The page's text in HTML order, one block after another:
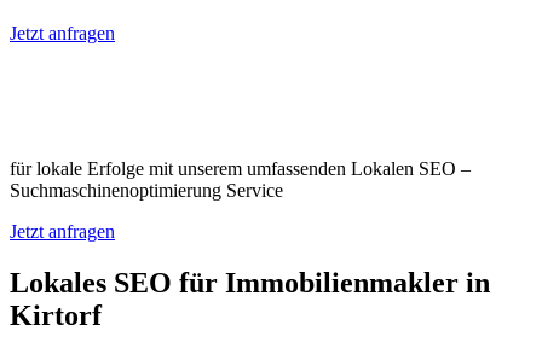
Jetzt anfragen
für lokale Erfolge mit unserem umfassenden Lokalen SEO –
Suchmaschinenoptimierung Service
Jetzt anfragen
Lokales SEO für Immobilienmakler in
Kirtorf